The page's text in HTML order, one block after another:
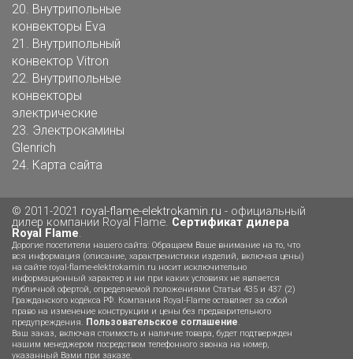
20. Внутрипольные
конвекторы Eva
21. Внутрипольный
конвектор Vitron
22. Внутрипольные
конвекторы
электрические
23. Электрокамины
Glenrich
24. Карта сайта
© 2011-2021 royal-flame-elektrokamin.ru - официальный
дилер компании Royal Flame. Сертификат дилера
Royal Flame.
Дорогие посетители нашего сайта: Обращаем Ваше внимание на то, что
вся информация (описание, характренистики изделий, включая цены)
на сайте royal-flame-elektrokamin.ru носит исключительно
информационный характер и ни при каких условиях не является
публичной офертой, определяемой положениями Статьи 435 и 437 (2)
Гражданского кодекса РФ. Компания Royal-Flame оставляет за собой
право на изменение конструкции и цены без предварительного
предупреждения. Пользовательское соглашение.
Ваш заказ, включая стоимость и наличие товара, будет подтвержден
нашим менеджером посредством телефонного звонка на номер,
указанный Вами при заказе.